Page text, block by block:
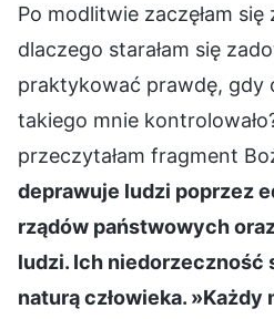
Po modlitwie zaczęłam się
dlaczego starałam się
praktykować prawdę, gdy
takiego mnie
przeczytałam fragment
deprawuje ludzi poprzez
rządów państwowych
ludzi. Ich niedorzeczność
naturą człowieka.